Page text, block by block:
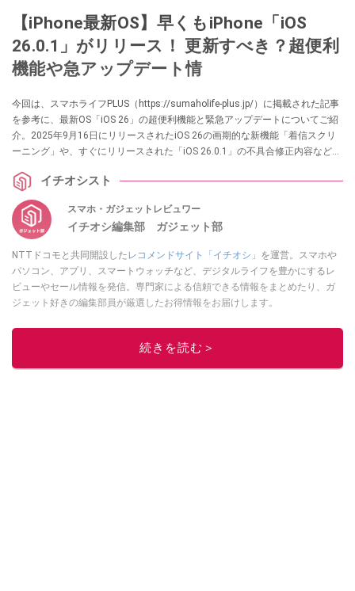
【iPhone最新OS】早くもiPhone「iOS
26.0.1」がリリース！ 更新すべき？超便利
機能や急アップデート情
今回は、スマホライフPLUS（https://sumaholife-plus.jp/）に掲載された記事
を参考に、最新OS「iOS 26」の超便利機能と緊急アップデートについてご紹
介。2025年9月16日にリリースされたiOS 26の画期的な新機能「着信スクリ
ーニング」や、すぐにリリースされた「iOS 26.0.1」の不具合修正内容など、
ひ、スマホライフPLUSでご確認ください。
イチオシスト
スマホ・ガジェットレビュワー
イチオシ編集部 ガジェット部
NTTドコモと共同開設したレコメンドサイト「イチオシ」 を運営。スマホや
パソコン、アプリ、スマートウォッチなど、デジタルライフを豊かにするレ
ビューやセール情報を発信。専門家による信頼できる情報をまとめたり、ガ
ジェット好きの編集部員が厳選したお得情報をお届けします。
このイチオシストの他の記事を読む
続きを読む＞